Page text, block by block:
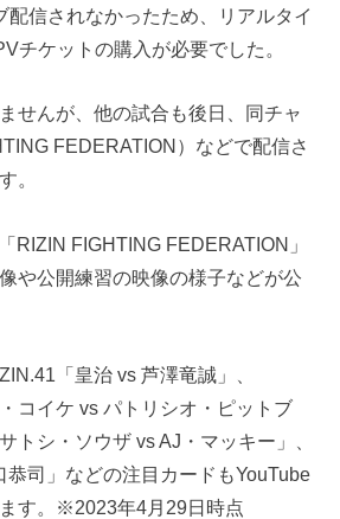
配信されなかったため、リアルタイ
チケットの購入が必要でした。
せんが、他の試合も後日、同チャ
FEDERATION）などで配信さ
。
RIZIN FIGHTING FEDERATION」
や公開練習の映像の様子などが公
「皇治 vs 芦澤竜誠」、
コイケ vs パトリシオ・ピットブ
トシ・ソウザ vs AJ・マッキー」、
恭司」などの注目カードもYouTube
す。※2023年4月29日時点